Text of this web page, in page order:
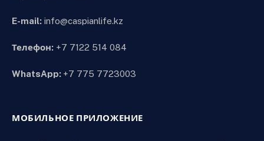
E-mail: info@caspianlife.kz
Телефон: +7 7122 514 084
WhatsApp: +7 775 7723003
МОБИЛЬНОЕ ПРИЛОЖЕНИЕ